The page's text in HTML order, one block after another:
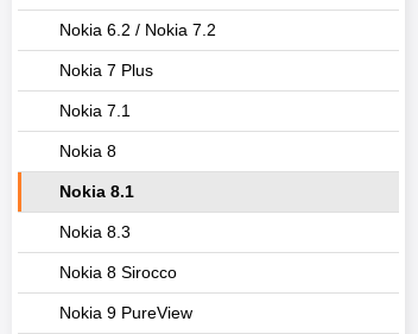
Nokia 6.2 / Nokia 7.2
Nokia 7 Plus
Nokia 7.1
Nokia 8
Nokia 8.1
Nokia 8.3
Nokia 8 Sirocco
Nokia 9 PureView